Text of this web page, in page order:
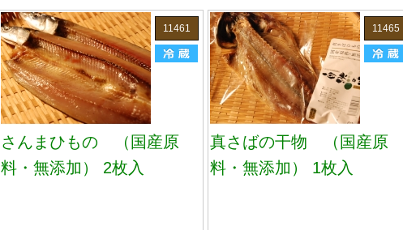
11461
さんまひもの （国産原
料・無添加） 2枚入
11465
真さばの干物 （国産原
料・無添加） 1枚入